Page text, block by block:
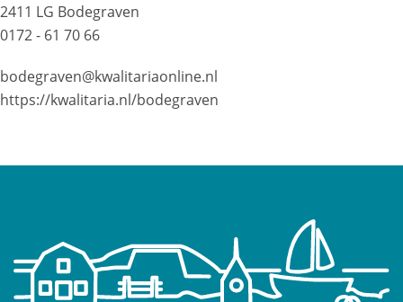
2411 LG Bodegraven
0172 - 61 70 66
bodegraven@kwalitariaonline.nl
https://kwalitaria.nl/bodegraven